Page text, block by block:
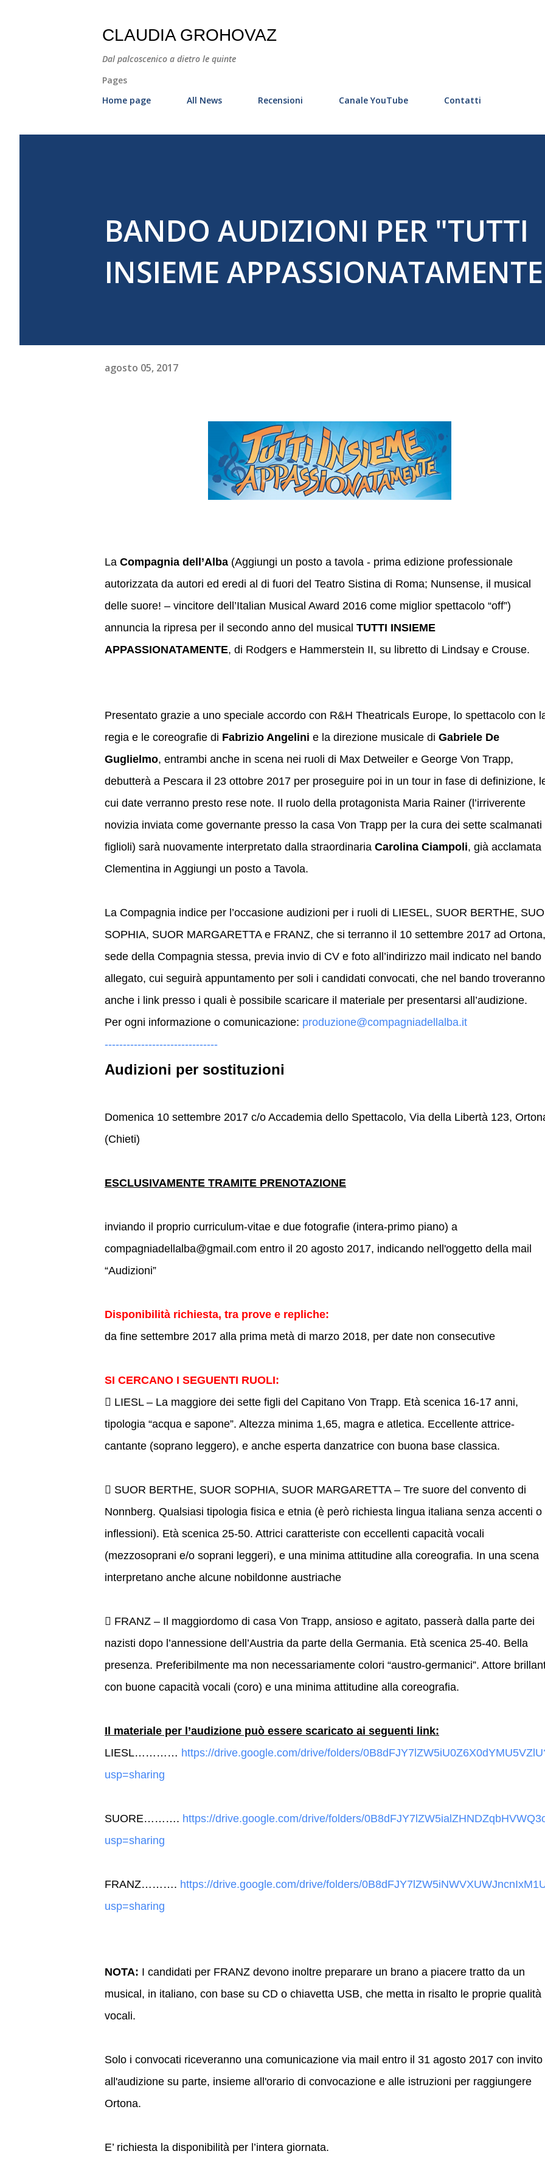
CLAUDIA GROHOVAZ
Dal palcoscenico a dietro le quinte
Pages
Home page
All News Recensioni Canale YouTube Contatti
BANDO AUDIZIONI PER "TUTTI
INSIEME
agosto 05, 2017
La Compagnia dell’Alba (Aggiungi un posto a tavola - prima edizione professionale
autorizzata da autori ed eredi al di fuori del Teatro Sistina di Roma; Nunsense, il musical
delle suore! – vincitore dell’Italian Musical Award 2016 come miglior spettacolo “off”)
annuncia la ripresa per il secondo anno del musical TUTTI INSIEME
APPASSIONATAMENTE, di Rodgers e Hammerstein II, su libretto di Lindsay e Crouse.
Presentato grazie a uno speciale accordo con R&H Theatricals Europe, lo spettacolo con
regia e le coreografie di Fabrizio Angelini e la direzione musicale di Gabriele De
Guglielmo, entrambi anche in scena nei ruoli di Max Detweiler e George Von Trapp,
debutterà a Pescara il 23 ottobre 2017 per proseguire poi in un tour in fase di definizione,
cui date verranno presto rese note. Il ruolo della protagonista Maria Rainer (l’irriverente
novizia inviata come governante presso la casa Von Trapp per la cura dei sette scalmanati
figlioli) sarà nuovamente interpretato dalla straordinaria Carolina Ciampoli, già acclamata
Clementina in Aggiungi un posto a Tavola.
La Compagnia indice per l’occasione audizioni per i ruoli di LIESEL, SUOR BERTHE,
SOPHIA, SUOR MARGARETTA e FRANZ, che si terranno il 10 settembre 2017 ad Ortona,
sede della Compagnia stessa, previa invio di CV e foto all’indirizzo mail indicato nel bando
allegato, cui seguirà appuntamento per soli i candidati convocati, che nel bando troveranno
anche i link presso i quali è possibile scaricare il materiale per presentarsi all’audizione.
Per ogni informazione o comunicazione: produzione@compagniadellalba.it
-------------------------------
Audizioni per sostituzioni
Domenica 10 settembre 2017 c/o Accademia dello Spettacolo, Via della Libertà 123,
(Chieti)
ESCLUSIVAMENTE TRAMITE PRENOTAZIONE
inviando il proprio curriculum-vitae e due fotografie (intera-primo piano) a
compagniadellalba@gmail.com entro il 20 agosto 2017, indicando nell'oggetto della mail
“Audizioni”
Disponibilità richiesta, tra prove e repliche:
da fine settembre 2017 alla prima metà di marzo 2018, per date non consecutive
SI CERCANO I SEGUENTI RUOLI:
 LIESL – La maggiore dei sette figli del Capitano Von Trapp. Età scenica 16-17 anni,
tipologia “acqua e sapone”. Altezza minima 1,65, magra e atletica. Eccellente attrice-
cantante (soprano leggero), e anche esperta danzatrice con buona base classica.
 SUOR BERTHE, SUOR SOPHIA, SUOR MARGARETTA – Tre suore del convento di
Nonnberg. Qualsiasi tipologia fisica e etnia (è però richiesta lingua italiana senza accenti o
inflessioni). Età scenica 25-50. Attrici caratteriste con eccellenti capacità vocali
(mezzosoprani e/o soprani leggeri), e una minima attitudine alla coreografia. In una scena
interpretano anche alcune nobildonne austriache
 FRANZ – Il maggiordomo di casa Von Trapp, ansioso e agitato, passerà dalla parte dei
nazisti dopo l’annessione dell’Austria da parte della Germania. Età scenica 25-40. Bella
presenza. Preferibilmente ma non necessariamente colori “austro-germanici”. Attore
con buone capacità vocali (coro) e una minima attitudine alla coreografia.
Il materiale per l’audizione può essere scaricato ai seguenti link:
LIESL………… https://drive.google.com/drive/folders/
usp=sharing
SUORE………. https://drive.google.com/drive/folders/
usp=sharing
FRANZ………. https://drive.google.com/drive/folders/
usp=sharing
NOTA: I candidati per FRANZ devono inoltre preparare un brano a piacere tratto da un
musical, in italiano, con base su CD o chiavetta USB, che metta in risalto le proprie qualità
vocali.
Solo i convocati riceveranno una comunicazione via mail entro il 31 agosto 2017 con invito
all'audizione su parte, insieme all'orario di convocazione e alle istruzioni per raggiungere
Ortona.
E’ richiesta la disponibilità per l’intera giornata.